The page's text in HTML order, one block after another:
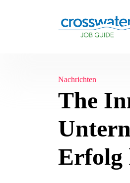
Nachrichten
The
Erfolg